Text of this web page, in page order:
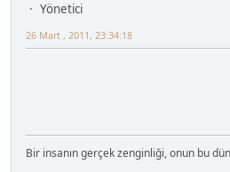
Yönetici
26 Mart , 2011, 23:34:18
Bir insanın gerçek zenginliği, onun bu